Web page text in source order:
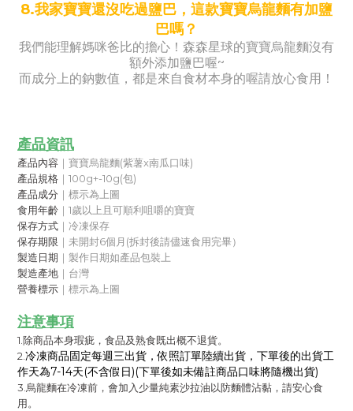
8.我家寶寶還沒吃過鹽巴，這款寶寶烏龍麵有加鹽
巴嗎？
我們能理解媽咪爸比的擔心！森森星球的寶寶烏龍麵沒有
額外添加鹽巴喔~
而成分上的鈉數值，都是來自食材本身的喔請放心食用！
產品資訊
產品內容 ｜寶寶烏龍麵(紫薯x南瓜口味)
產品規格 ｜100g+-10g(包)
產品成分 ｜標示為上圖
食用年齡 ｜1歲以上且可順利咀嚼的寶寶
保存方式 ｜冷凍保存
保存期限 ｜未開封6個月(拆封後請儘速食用完畢）
製造日期 ｜製作日期如產品包裝上
製造產地 ｜台灣
營養標示 ｜ 標示為上圖
注意事項
1.除商品本身瑕疵，食品及熟食既出概不退貨。
2.冷凍商品固定每週三出貨，依照訂單陸續出貨，下單後的出貨工
作天為7-14天(不含假日)(下單後如未備註商品口味將隨機出貨)
3.烏龍麵在冷凍前，會加入少量純素沙拉油以防麵體沾黏，請安心食
用。